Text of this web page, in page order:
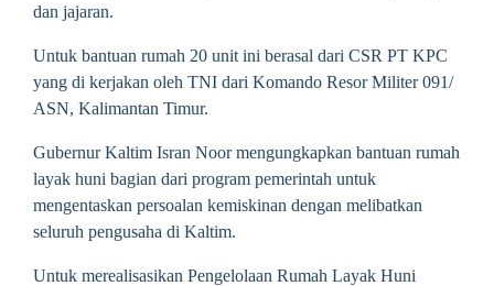
dan jajaran.
Untuk bantuan rumah 20 unit ini berasal dari CSR PT KPC
yang di kerjakan oleh TNI dari Komando Resor Militer 091/
ASN, Kalimantan Timur.
Gubernur Kaltim Isran Noor mengungkapkan bantuan rumah
layak huni bagian dari program pemerintah untuk
mengentaskan persoalan kemiskinan dengan melibatkan
seluruh pengusaha di Kaltim.
Untuk merealisasikan Pengelolaan Rumah Layak Huni